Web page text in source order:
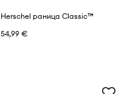
Herschel раница Classic™
54,99 €